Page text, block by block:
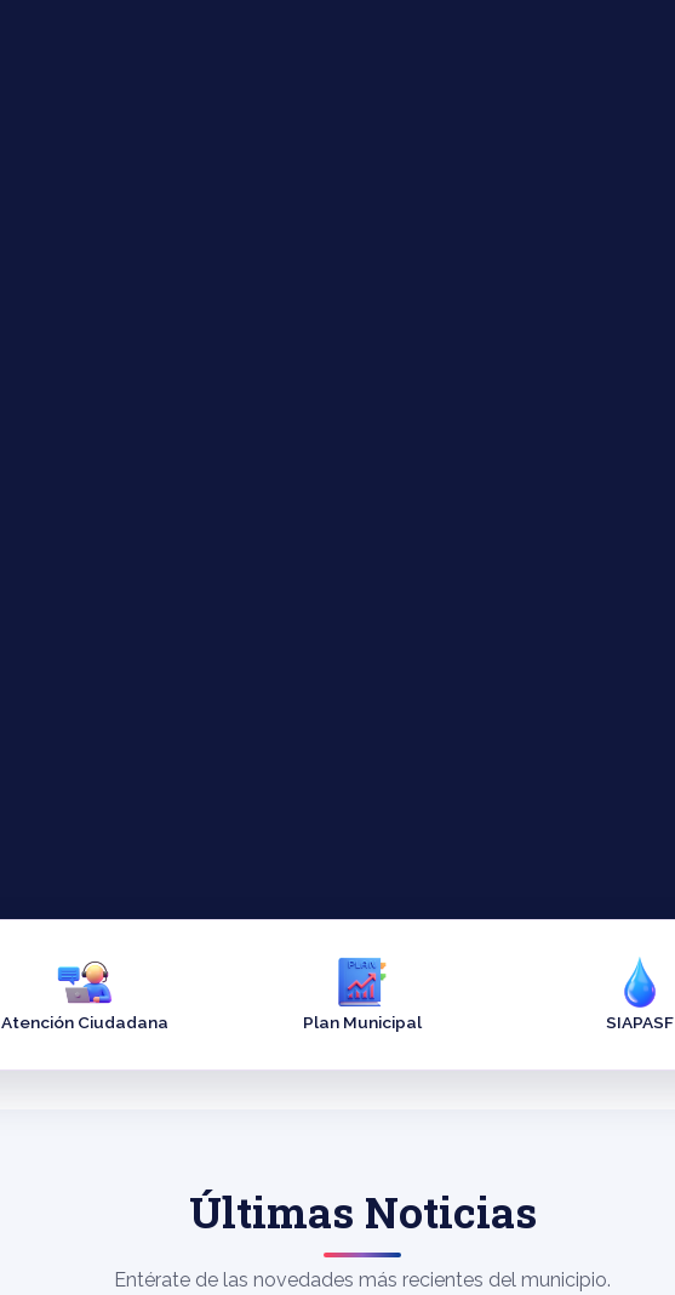
Atención Ciudadana Plan Municipal SIAPASF
Últimas Noticias
Entérate de las novedades más recientes del municipio.